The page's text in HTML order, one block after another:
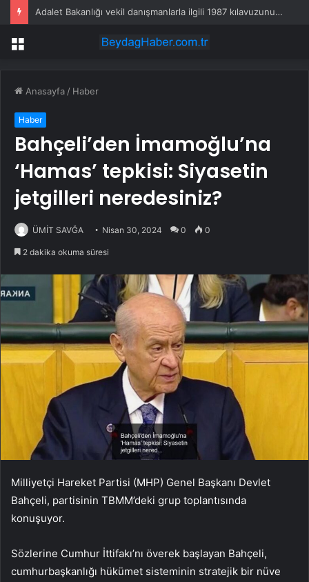
Adalet Bakanlığı vekil danışmanlarla ilgili 1987 kılavuzunu geri çekecek
Menü
Anasayfa / Haber
Haber
Bahçeli’den İmamoğlu’na
‘Hamas’ tepkisi: Siyasetin
jetgilleri neredesiniz?
ÜMİT SAVĞA Nisan 30, 2024 0 0
2 dakika okuma süresi
Milliyetçi Hareket Partisi (MHP) Genel Başkanı Devlet
Bahçeli, partisinin TBMM’deki grup toplantısında
konuşuyor.
Sözlerine Cumhur İttifakı’nı överek başlayan Bahçeli,
cumhurbaşkanlığı hükümet sisteminin stratejik bir nüve